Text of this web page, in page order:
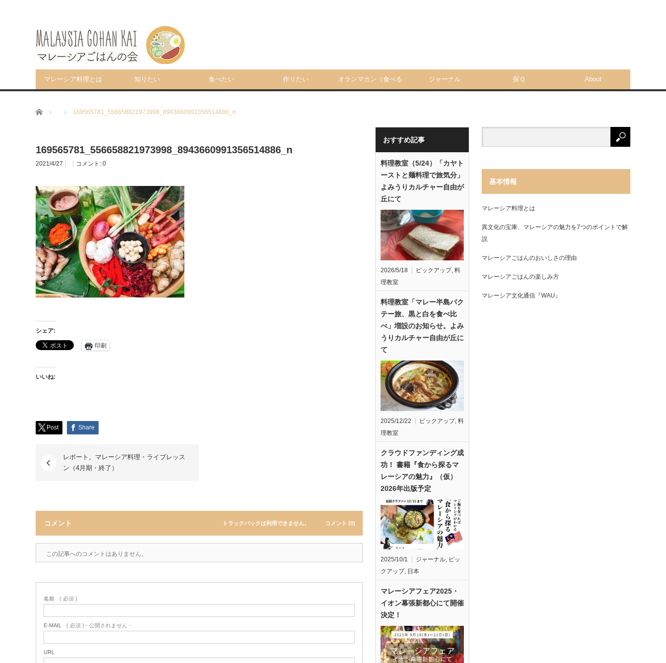
マレーシア料理とは 知りたい 食べたい 作りたい オランマカン（食べる ジャーナル 探Ｑ About
ホーム 169565781_556658821973998_8943660991356514886_n
169565781_556658821973998_8943660991356514886_n
2021/4/27 コメント: 0
シェア:
印刷
いいね:
Post Share
レポート。マレーシア料理・ライブレッス
ン（4月期・終了）
コメント トラックバックは利用できません。 コメント (0)
この記事へのコメントはありません。
名前 ( 必須 )
E-MAIL ( 必須 ) - 公開されません -
URL
おすすめ記事
料理教室（5/24）「カヤト
ーストと麺料理で旅気分」
よみうりカルチャー自由が
丘にて
2026/5/18 ピックアップ, 料
理教室
料理教室「マレー半島バク
テー旅、黒と白を食べ比
べ」増設のお知らせ。よみ
うりカルチャー自由が丘に
て
2025/12/22 ピックアップ, 料
理教室
クラウドファンディング成
功！ 書籍『食から探るマ
レーシアの魅力』（仮）
2026年出版予定
2025/10/1 ジャーナル, ピッ
クアップ, 日本
マレーシアフェア2025・
イオン幕張新都心にて開催
決定！
基本情報
マレーシア料理とは
異文化の宝庫、マレーシアの魅力を7つのポイントで解
説
マレーシアごはんのおいしさの理由
マレーシアごはんの楽しみ方
マレーシア文化通信『WAU』